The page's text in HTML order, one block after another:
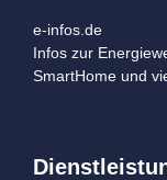
e-infos.de
Infos zur
SmartHome und